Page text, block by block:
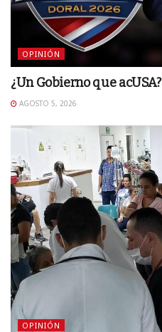
OPINIÓN
¿Un Gobierno que acUSA?
AGOSTO 5, 2026
OPINIÓN